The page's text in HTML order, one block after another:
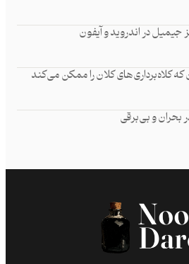
جیمیل در اندروید و آیفون
که کلاه‌برداری‌های کلان را ممکن می‌کند
بحران و بی‌برقی